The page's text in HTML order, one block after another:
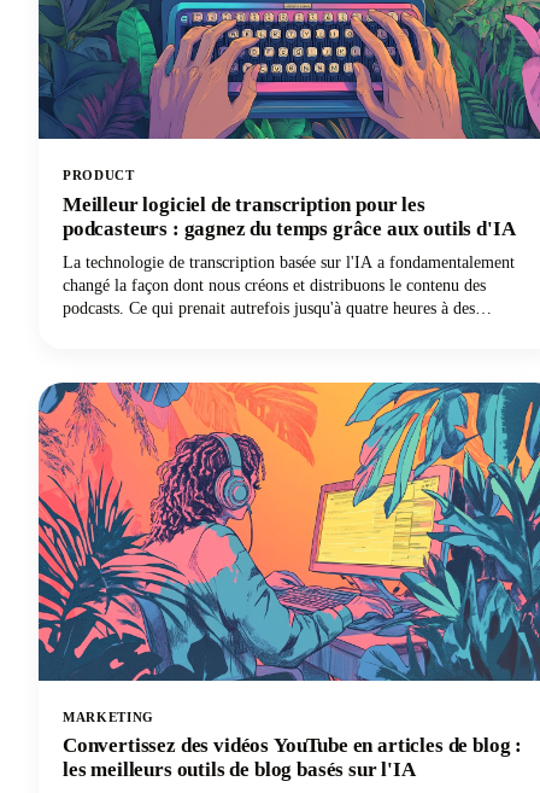
PRODUCT
Meilleur logiciel de transcription pour les
podcasteurs : gagnez du temps grâce aux outils d'IA
La technologie de transcription basée sur l'IA a fondamentalement
changé la façon dont nous créons et distribuons le contenu des
podcasts. Ce qui prenait autrefois jusqu'à quatre heures à des
MARKETING
Convertissez des vidéos YouTube en articles de blog :
les meilleurs outils de blog basés sur l'IA